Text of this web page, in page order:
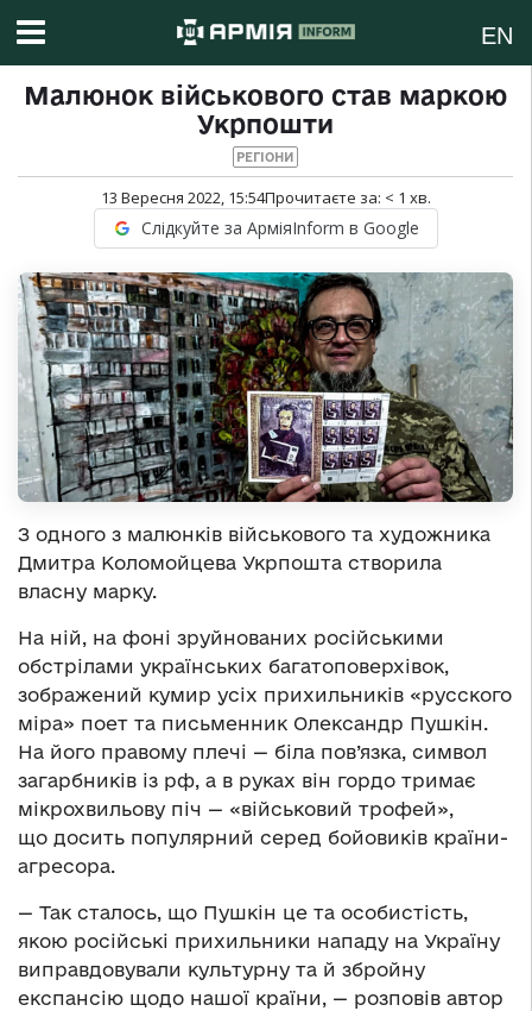
EN
Малюнок військового став маркою
Укрпошти
РЕГІОНИ
13 Вересня 2022, 15:54Прочитаєте за: < 1 хв.
Слідкуйте за АрміяInform в Google
З одного з малюнків військового та художника
Дмитра Коломойцева Укрпошта створила
власну марку.
На ній, на фоні зруйнованих російськими
обстрілами українських багатоповерхівок,
зображений кумир усіх прихильників «русского
міра» поет та письменник Олександр Пушкін.
На його правому плечі — біла пов’язка, символ
загарбників із рф, а в руках він гордо тримає
мікрохвильову піч — «військовий трофей»,
що досить популярний серед бойовиків країни-
агресора.
— Так сталось, що Пушкін це та особистість,
якою російські прихильники нападу на Україну
виправдовували культурну та й збройну
експансію щодо нашої країни, — розповів автор